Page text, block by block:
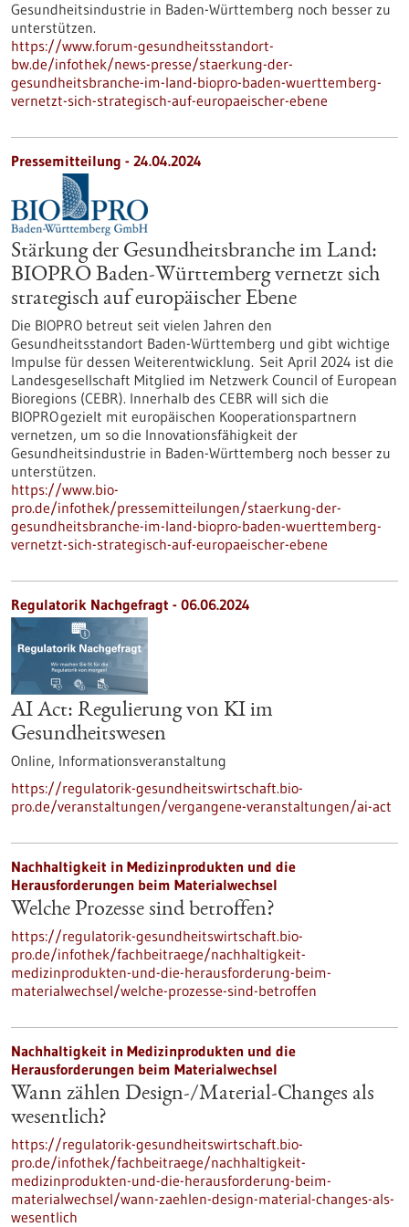
Gesundheitsindustrie in Baden-Württemberg noch besser zu
unterstützen.
https://www.forum-gesundheitsstandort-
bw.de/infothek/news-presse/staerkung-der-
gesundheitsbranche-im-land-biopro-baden-wuerttemberg-
vernetzt-sich-strategisch-auf-europaeischer-ebene
Pressemitteilung - 24.04.2024
Stärkung der Gesundheitsbranche im Land:
BIOPRO Baden-Württemberg vernetzt sich
strategisch auf europäischer Ebene
Die BIOPRO betreut seit vielen Jahren den
Gesundheitsstandort Baden-Württemberg und gibt wichtige
Impulse für dessen Weiterentwicklung. Seit April 2024 ist die
Landesgesellschaft Mitglied im Netzwerk Council of European
Bioregions (CEBR). Innerhalb des CEBR will sich die
BIOPRO gezielt mit europäischen Kooperationspartnern
vernetzen, um so die Innovationsfähigkeit der
Gesundheitsindustrie in Baden-Württemberg noch besser zu
unterstützen.
https://www.bio-
pro.de/infothek/pressemitteilungen/staerkung-der-
gesundheitsbranche-im-land-biopro-baden-wuerttemberg-
vernetzt-sich-strategisch-auf-europaeischer-ebene
Regulatorik Nachgefragt - 06.06.2024
AI Act: Regulierung von KI im
Gesundheitswesen
Online, Informationsveranstaltung
https://regulatorik-gesundheitswirtschaft.bio-
pro.de/veranstaltungen/vergangene-veranstaltungen/ai-act
Nachhaltigkeit in Medizinprodukten und die
Herausforderungen beim Materialwechsel
Welche Prozesse sind betroffen?
https://regulatorik-gesundheitswirtschaft.bio-
pro.de/infothek/fachbeitraege/nachhaltigkeit-
medizinprodukten-und-die-herausforderung-beim-
materialwechsel/welche-prozesse-sind-betroffen
Nachhaltigkeit in Medizinprodukten und die
Herausforderungen beim Materialwechsel
Wann zählen Design-/Material-Changes als
wesentlich?
https://regulatorik-gesundheitswirtschaft.bio-
pro.de/infothek/fachbeitraege/nachhaltigkeit-
medizinprodukten-und-die-herausforderung-beim-
materialwechsel/wann-zaehlen-design-material-changes-als-
wesentlich